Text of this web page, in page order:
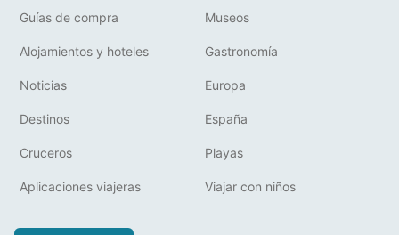
Guías de compra Museos
Alojamientos y hoteles Gastronomía
Noticias Europa
Destinos España
Cruceros Playas
Aplicaciones viajeras Viajar con niños